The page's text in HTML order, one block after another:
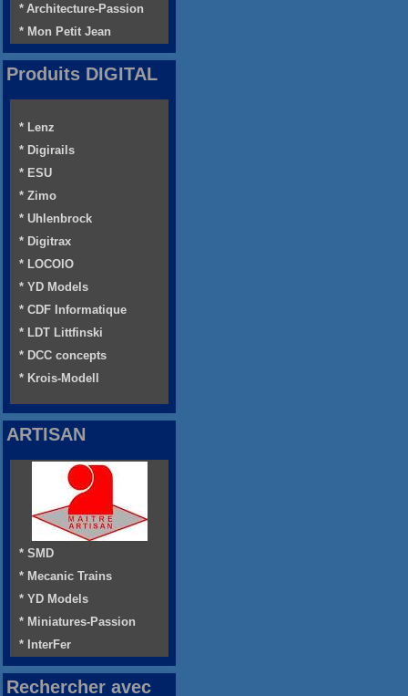
* Architecture-Passion
* Mon Petit Jean
Produits DIGITAL
* Lenz
* Digirails
* ESU
* Zimo
* Uhlenbrock
* Digitrax
* LOCOIO
* YD Models
* CDF Informatique
* LDT Littfinski
* DCC concepts
* Krois-Modell
ARTISAN
* SMD
* Mecanic Trains
* YD Models
* Miniatures-Passion
* InterFer
Rechercher avec